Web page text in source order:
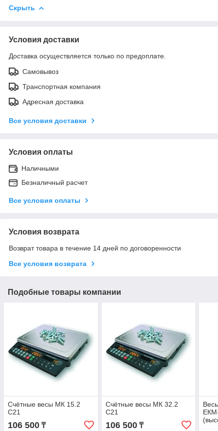
Скрыть
Условия доставки
Доставка осуществляется только по предоплате.
Самовывоз
Транспортная компания
Адресная доставка
Все условия доставки
Условия оплаты
Наличными
Безналичный расчет
Все условия оплаты
Условия возврата
Возврат товара в течение 14 дней по договоренности
Все условия возврата
Подобные товары компании
Счётные весы МК 15.2
C21
106 500 ₸
Счётные весы МК 32.2
C21
106 500₸